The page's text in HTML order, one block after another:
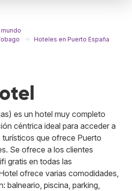
Hoteles en Puerto España
es un hotel muy completo
céntrica ideal para acceder a
turísticos que ofrece Puerto
Se ofrece a los clientes
gratis en todas las
ofrece varias comodidades,
balneario, piscina, parking,